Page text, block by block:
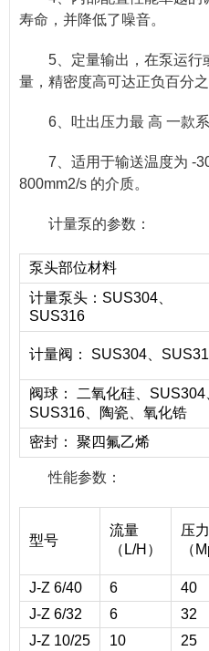
寿命，并降低了噪音。
5、定量输出，在泵运行
量，精密度高可达正负百分之
6、吐出压力最 高 一款
7、适用于输送温度为 -
800mm2/s 的介质。
计量泵的参数：
泵头部位材料
计量泵头：SUS304、
SUS316
计量阀： SUS304、
阀球： 二氧化硅、SUS304
SUS316、陶瓷、氧化锆
密封： 聚四氟乙烯
性能参数：
型号
流量
（L/H）
压力
（
J-Z 6/40 6 40
J-Z 6/32
6 32
J-Z 10/25
10 25